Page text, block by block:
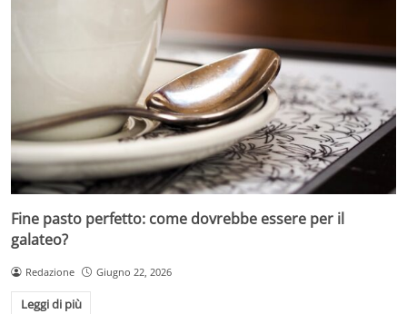
Fine pasto perfetto: come dovrebbe essere per il
galateo?
Redazione Giugno 22, 2026
Leggi di più